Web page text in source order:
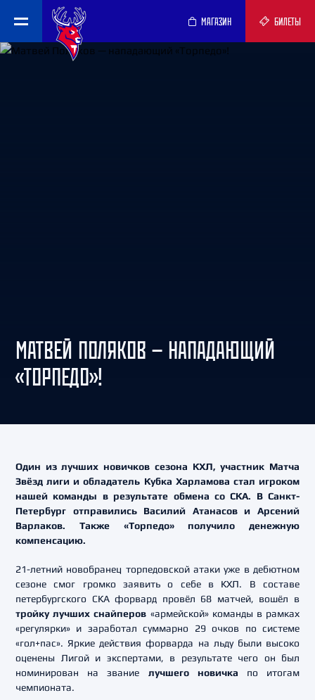
МАГАЗИН БИЛЕТЫ
МАТВЕЙ ПОЛЯКОВ — НАПАДАЮЩИЙ
«ТОРПЕДО»!
Один из лучших новичков сезона КХЛ, участник Матча
Звёзд лиги и обладатель Кубка Харламова стал игроком
нашей команды в результате обмена со СКА. В Санкт-
Петербург отправились Василий АтанасовиАрсений
Варлаков. Также «Торпедо» получило денежную
компенсацию.
21-летний новобранец торпедовской атаки уже в дебютном
сезоне смог громко заявить о себе в КХЛ. В составе
петербургского СКА форвард провёл 68 матчей, вошёл в
тройку лучших снайперов «армейской» команды в рамках
«регулярки» и заработал суммарно 29 очков по системе
«гол+пас». Яркие действия форварда на льду были высоко
оценены Лигой и экспертами, в результате чего он был
номинирован на звание лучшего новичка по итогам
чемпионата.